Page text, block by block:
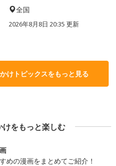
全国
2026年8月8日 20:35 更新
けトピックスをもっと見る
をもっと楽しむ
めの漫画をまとめてご紹介！